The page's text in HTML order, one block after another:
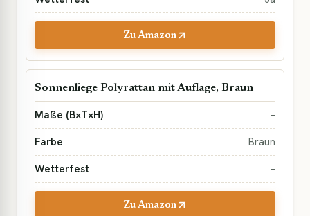
Zu Amazon
Sonnenliege Polyrattan mit Auflage, Braun
–
Braun
–
Zu Amazon